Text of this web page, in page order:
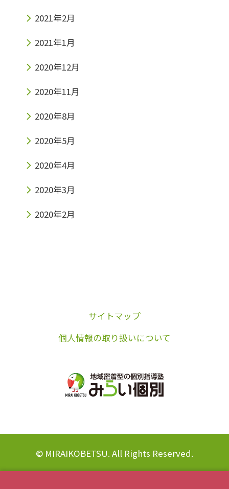
2021年2月
2021年1月
2020年12月
2020年11月
2020年8月
2020年5月
2020年4月
2020年3月
2020年2月
サイトマップ
個人情報の取り扱いについて
© MIRAIKOBETSU. All Rights Reserved.